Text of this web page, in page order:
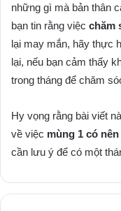
những gì mà bản thân
bạn tin rằng việc chăm
lại may mắn, hãy thực
lại, nếu bạn cảm thấy
trong tháng để chăm
Hy vọng rằng bài viết
về việc mùng 1 có
cần lưu ý để có một